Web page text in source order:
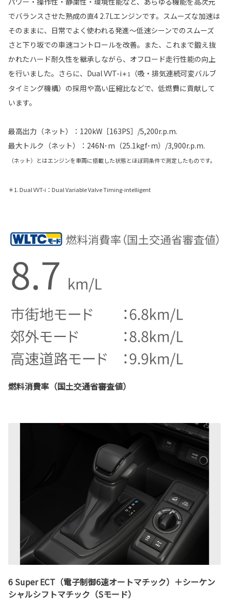
でバランスさせた熟成の直4 2.7Lエンジンです。スムーズな加速は
そのままに、日常でよく使われる発進～低速シーンでのスムーズ
さと下り坂での車速コントロールを改善。また、これまで鍛え抜
かれたハード耐久性を継承しながら、オフロード走行性能の向上
を行いました。さらに、Dual VVT-i＊1
（吸・排気連続可変バルブ
タイミング機構）の採用や高い圧縮比などで、低燃費に貢献して
います。
最高出力（ネット）：120kW［163PS］/5,200r.p.m.
最大トルク（ネット）：246N･m（25.1kgf･m）/3,900r.p.m.
（ネット）とはエンジンを車両に搭載した状態とほぼ同条件で測定したものです。
＊1. Dual VVT-i：Dual Variable Valve Timing-intelligent
燃料消費率（国土交通省審査値）
6 Super ECT（電子制御6速オートマチック）＋シーケン
シャルシフトマチック（Sモード）